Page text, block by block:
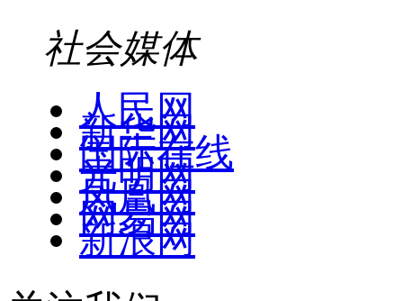
社会媒体
人民网
新华网
国际在线
光明网
凤凰网
网易网
新浪网